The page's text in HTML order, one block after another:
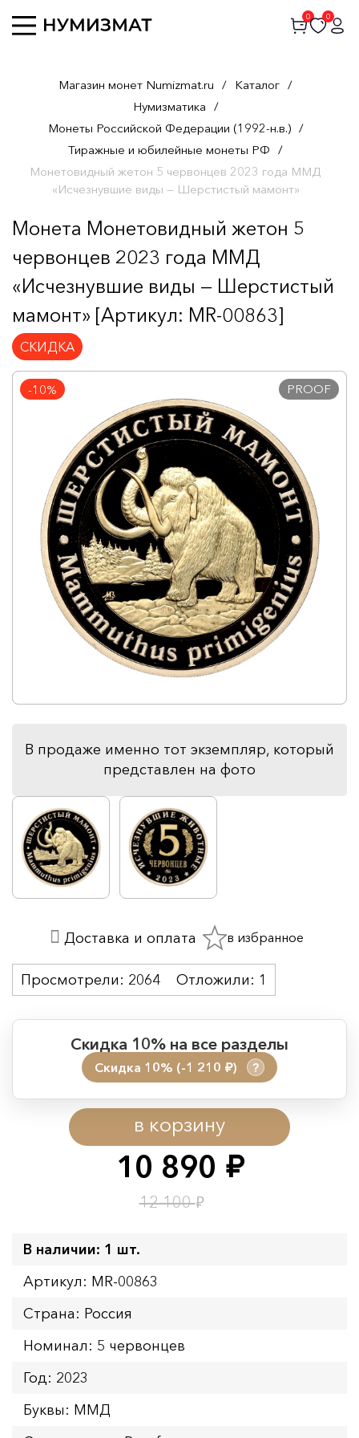
0 0
Магазин монет Numizmat.ru / Каталог /
Нумизматика /
Монеты Российской Федерации (1992-н.в.) /
Тиражные и юбилейные монеты РФ /
Монетовидный жетон 5 червонцев 2023 года ММД
«Исчезнувшие виды — Шерстистый мамонт»
Монета Монетовидный жетон 5
червонцев 2023 года ММД
«Исчезнувшие виды — Шерстистый
мамонт» [Артикул: MR-00863]
СКИДКА
-10% PROOF
В продаже именно тот экземпляр, который
представлен на фото
10 890 руб.
12 100₽
в корзину
Скидка 10% на все разделы
Скидка 10% (-1 210 руб.) ?
Период действия акции:
Начало:
08.08.2026 00:01
Окончание:
09.08.2026 23:59
Время до окончания:
Просмотрели: 2064 Отложили: 1
Доставка и оплата в избранное
В наличии: 1 шт.
Артикул: MR-00863
Страна: Россия
Номинал: 5 червонцев
Год: 2023
Буквы: ММД